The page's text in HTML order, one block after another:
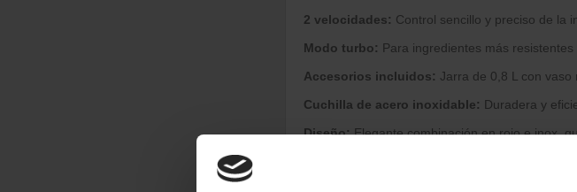
2 velocidades: Control sencillo y preciso de la
Modo turbo: Para ingredientes más resistentes
Accesorios incluidos: Jarra de 0,8 L con vaso
Cuchilla de acero inoxidable: Duradera y
Diseño:Elegante combinación en rojo e inox,